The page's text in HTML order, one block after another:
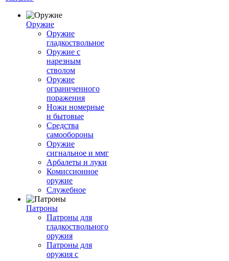
Оружие
Оружие
гладкоствольное
Оружие с
нарезным
стволом
Оружие
ограниченного
поражения
Ножи номерные
и бытовые
Средства
самообороны
Оружие
сигнальное и ммг
Арбалеты и луки
Комиссионное
оружие
Служебное
Патроны
Патроны для
гладкоствольного
оружия
Патроны для
оружия с